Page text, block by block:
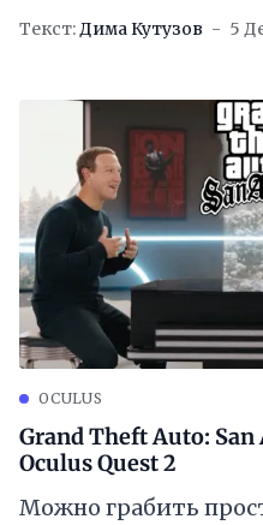
Текст:Дима Кутузов 5
OCULUS
Grand Theft Auto:
Oculus Quest 2
Можно грабить